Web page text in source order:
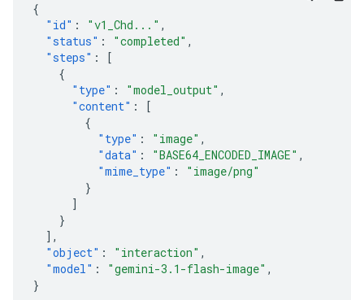
{
"id" : "v1_Chd..." ,
"status" : "completed" ,
"steps" :
[
{
"type" : "model_output" ,
"content" :
[
{
"type" : "image" ,
"data" : "BASE64_ENCODED_IMAGE" ,
"mime_type" :
"image/png"
}
]
}
],
"object" : "interaction" ,
"model" : "gemini-3.1-flash-image" ,
}